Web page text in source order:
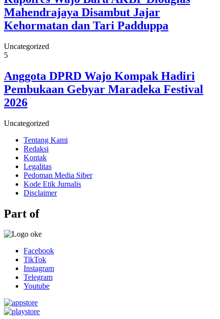
Mahendrajaya Disambut Jajar
Kehormatan dan Tari Padduppa
Uncategorized
5
Anggota DPRD Wajo Kompak Hadiri
Pembukaan Gebyar Maradeka Festival
2026
Uncategorized
Tentang Kami
Redaksi
Kontak
Legalitas
Pedoman Media Siber
Kode Etik Jurnalis
Disclaimer
Part of
Facebook
TikTok
Instagram
Telegram
Youtube